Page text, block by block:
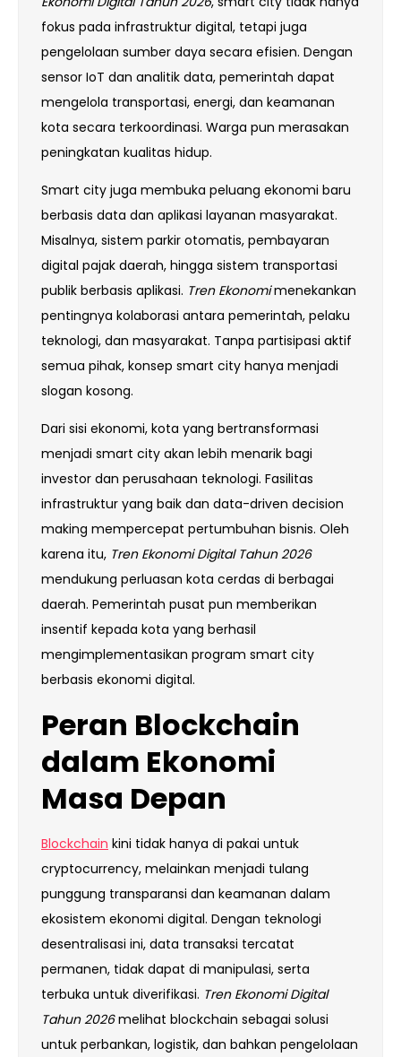
fokus pada infrastruktur digital, tetapi juga
pengelolaan sumber daya secara efisien. Dengan
sensor IoT dan analitik data, pemerintah dapat
mengelola transportasi, energi, dan keamanan
kota secara terkoordinasi. Warga pun merasakan
peningkatan kualitas hidup.
Smart city juga membuka peluang ekonomi baru
berbasis data dan aplikasi layanan masyarakat.
Misalnya, sistem parkir otomatis, pembayaran
digital pajak daerah, hingga sistem transportasi
publik berbasis aplikasi. Tren Ekonomimenekankan
pentingnya kolaborasi antara pemerintah, pelaku
teknologi, dan masyarakat. Tanpa partisipasi aktif
semua pihak, konsep smart city hanya menjadi
slogan kosong.
Dari sisi ekonomi, kota yang bertransformasi
menjadi smart city akan lebih menarik bagi
investor dan perusahaan teknologi. Fasilitas
infrastruktur yang baik dan data-driven decision
making mempercepat pertumbuhan bisnis. Oleh
karena itu, Tren Ekonomi Digital Tahun 2026
mendukung perluasan kota cerdas di berbagai
daerah. Pemerintah pusat pun memberikan
insentif kepada kota yang berhasil
mengimplementasikan program smart city
berbasis ekonomi digital.
Peran Blockchain
dalam Ekonomi
Masa Depan
Blockchain kini tidak hanya di pakai untuk
cryptocurrency, melainkan menjadi tulang
punggung transparansi dan keamanan dalam
ekosistem ekonomi digital. Dengan teknologi
desentralisasi ini, data transaksi tercatat
permanen, tidak dapat di manipulasi, serta
terbuka untuk diverifikasi. Tren Ekonomi Digital
Tahun 2026melihat blockchain sebagai solusi
untuk perbankan, logistik, dan bahkan pengelolaan